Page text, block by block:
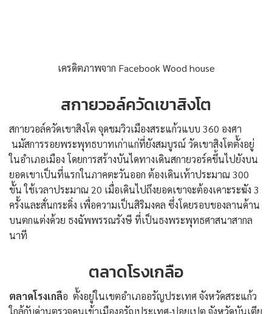
เครดิตภาพจาก Facebook Wood house
สกายวอล์ควัดเขาสิงโต
สกายวอล์ควัดเขาสิงโต จุดชมวิวเมืองสระแก้วแบบ 360 องศา
นมัสการรอยพระพุทธบาทเก่าแก่ที่ยังสมบูรณ์ วัดเขาสิงโตตั้งอยู่
ในอำเภอเมือง โดยการสร้างบันไดทางเดินสกายวอร์คขึ้นไปยังบน
ยอดเขาเป็นที่แรกในภาคตะวันออก ต้องเดินเท้าประมาณ 300
ขั้น ใช้เวลาประมาณ 20 เมื่อเดินไปถึงยอดเขาจะต้องเคาะระฆัง 3
ครั้งและสั่นกระดิ่ง เพื่อความเป็นสิริมงคล ซึ่งโดยรอบของลานด้าน
บนตกแต่งด้วย ธงฉัพพรรณรังษี ที่เป็นธงพระพุทธศาสนาสากล
นาที
ตลาดโรงเกลือ
ตลาดโรงเกลือ ตั้งอยู่ในเขตอำเภออรัญประเทศ จังหวัดสระแก้ว
ใกล้กับด่านตรวจคนเข้าเมืองอรัญประเทศ-ปอยเปต จังหวัดบันเตีย